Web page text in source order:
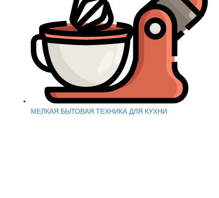
МЕЛКАЯ БЫТОВАЯ ТЕХНИКА ДЛЯ КУХНИ